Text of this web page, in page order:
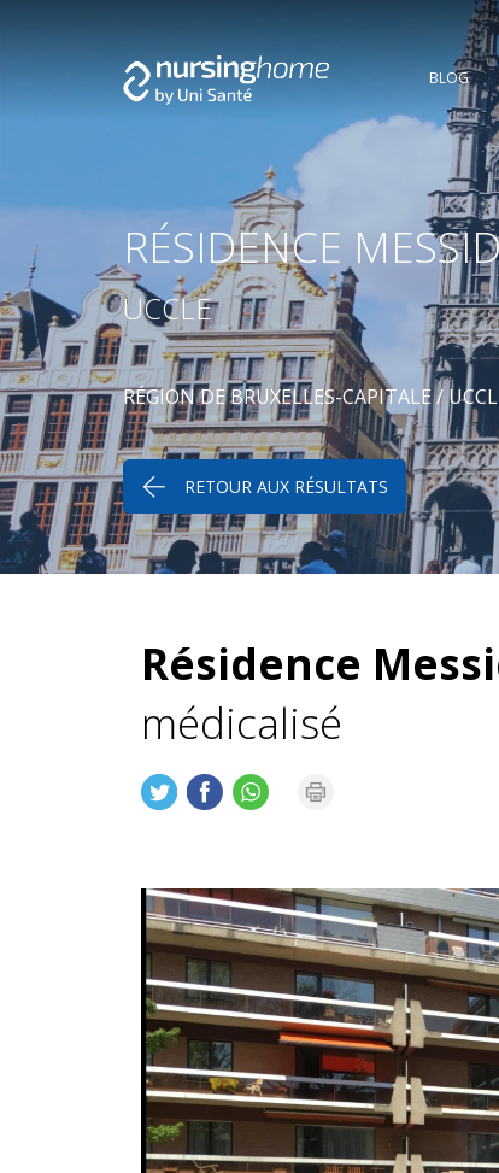
BLOG
RÉSIDENCE
UCCLE
RÉGION DE BRUXELLES-CAPITALE/
RETOUR AUX RÉSULTATS
Résidence
médicalisé